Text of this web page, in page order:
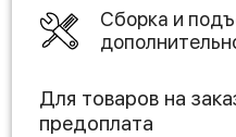
Сборка и
Для товаров на
предоплата